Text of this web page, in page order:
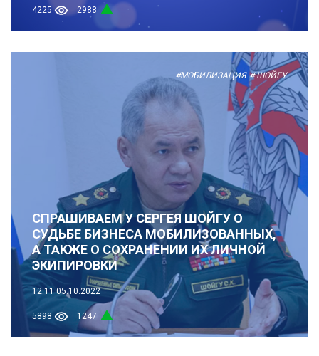
4225 2988
#МОБИЛИЗАЦИЯ # ШОЙГУ
СПРАШИВАЕМ У СЕРГЕЯ ШОЙГУ О
СУДЬБЕ БИЗНЕСА МОБИЛИЗОВАННЫХ,
А ТАКЖЕ О СОХРАНЕНИИ ИХ ЛИЧНОЙ
ЭКИПИРОВКИ
12:11 05.10.2022
5898 1247